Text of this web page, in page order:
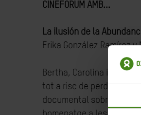
CINEFORUM AMB...
La ilusión de la
Erika González Ramírez
Bertha, Carolina i
tot a risc de perdre les
documental sobre el